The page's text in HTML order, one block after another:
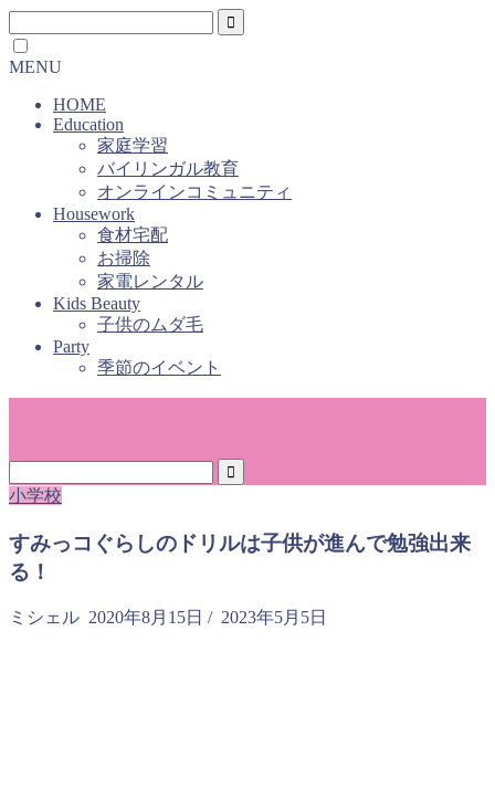
MENU
HOME
Education
家庭学習
バイリンガル教育
オンラインコミュニティ
Housework
食材宅配
お掃除
家電レンタル
Kids Beauty
子供のムダ毛
Party
季節のイベント
小学校
すみっコぐらしのドリルは子供が進んで勉強出来
る！
ミシェル 2020年8月15日 / 2023年5月5日